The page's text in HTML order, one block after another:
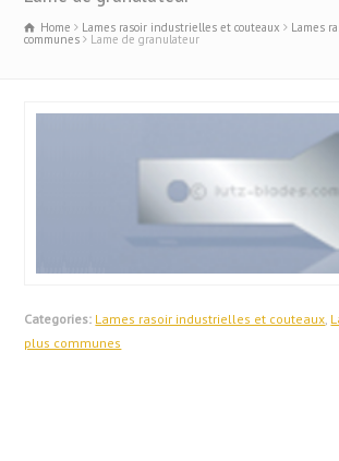
Home Lames rasoir industrielles et couteaux Lames
communes Lame de granulateur
Categories: Lames rasoir industrielles et couteaux,
plus communes